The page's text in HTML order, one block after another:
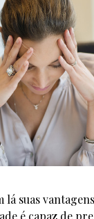
lá suas
é capaz de